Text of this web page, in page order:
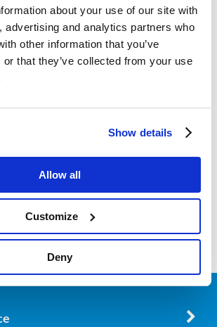
about your use of our site with
advertising and analytics partners who
other information that you’ve
or that they’ve collected from your use
Show details
Allow all
Customize
Deny
Vantage